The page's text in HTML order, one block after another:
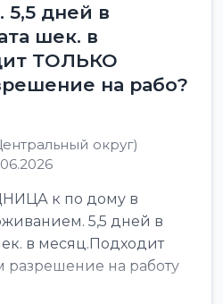
дней в
шек. в
ТОЛЬКО
на рабо?
округ)
к по дому в
5,5 дней в
в месяц.Подходит
на работу